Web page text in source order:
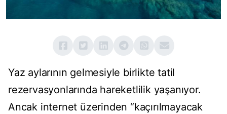
Yaz aylarının gelmesiyle birlikte tatil
rezervasyonlarında hareketlilik yaşanıyor.
Ancak internet üzerinden “kaçırılmayacak